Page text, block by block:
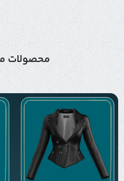
محصولات